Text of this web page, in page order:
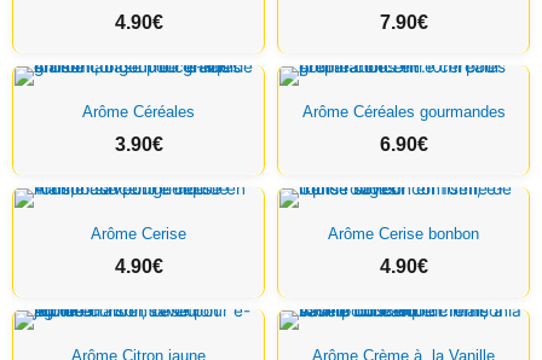
4.90€ 7.90€
Arôme Céréales
3.90€
Arôme Céréales gourmandes
6.90€
Arôme Cerise
4.90€
Arôme Cerise bonbon
4.90€
Arôme Citron jaune Arôme Crème à la Vanille